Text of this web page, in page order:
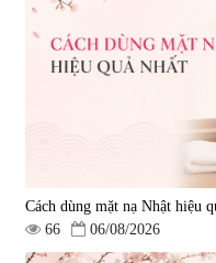
Cách dùng mặt nạ Nhật hiệu
66
06/08/2026